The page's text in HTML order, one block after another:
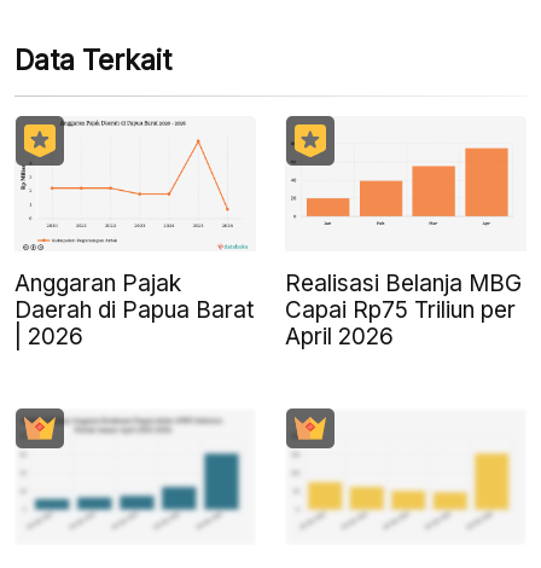
Data Terkait
Anggaran Pajak
Daerah di Papua Barat
| 2026
Realisasi Belanja MBG
Capai Rp75 Triliun per
April 2026